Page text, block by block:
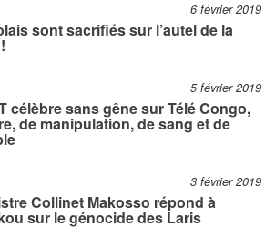
6 février 2019
sont sacrifiés sur l’autel de la
5 février 2019
célèbre sans gêne sur Télé Congo,
de manipulation, de sang et de
3 février 2019
Collinet Makosso répond à
sur le génocide des Laris